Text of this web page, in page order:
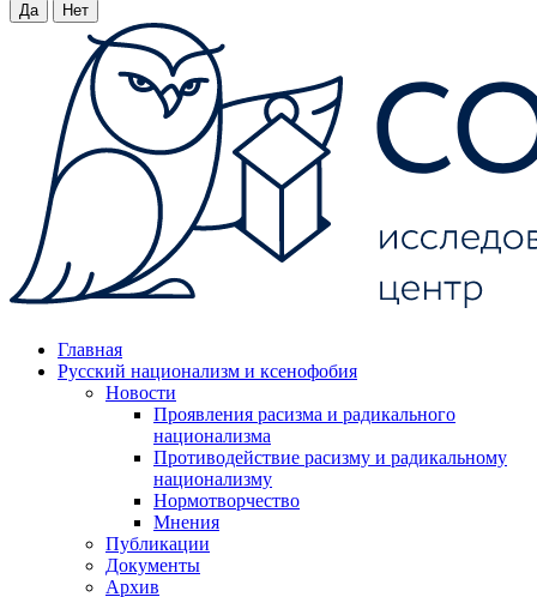
Да Нет
Главная
Русский национализм и ксенофобия
Новости
Проявления расизма и радикального
национализма
Противодействие расизму и радикальному
национализму
Нормотворчество
Мнения
Публикации
Документы
Архив